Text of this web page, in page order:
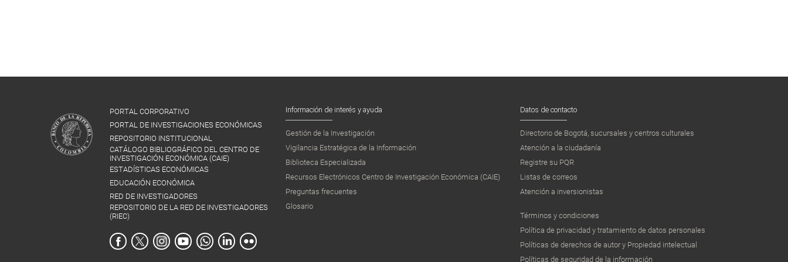
PORTAL CORPORATIVO
PORTAL DE INVESTIGACIONES ECONÓMICAS
REPOSITORIO INSTITUCIONAL
CATÁLOGO BIBLIOGRÁFICO DEL CENTRO DE
INVESTIGACIÓN ECONÓMICA (CAIE)
ESTADÍSTICAS ECONÓMICAS
EDUCACIÓN ECONÓMICA
RED DE INVESTIGADORES
REPOSITORIO DE LA RED DE INVESTIGADORES
(RIEC)
Información de interés y ayuda
Gestión de la Investigación
Vigilancia Estratégica de la Información
Biblioteca Especializada
Recursos Electrónicos Centro de Investigación Económica (CAIE)
Preguntas frecuentes
Glosario
Datos de contacto
Directorio de Bogotá, sucursales y centros culturales
Atención a la ciudadanía
Registre su PQR
Listas de correos
Atención a inversionistas
Términos y condiciones
Política de privacidad y tratamiento de datos personales
Políticas de derechos de autor y Propiedad intelectual
Políticas de seguridad de la información